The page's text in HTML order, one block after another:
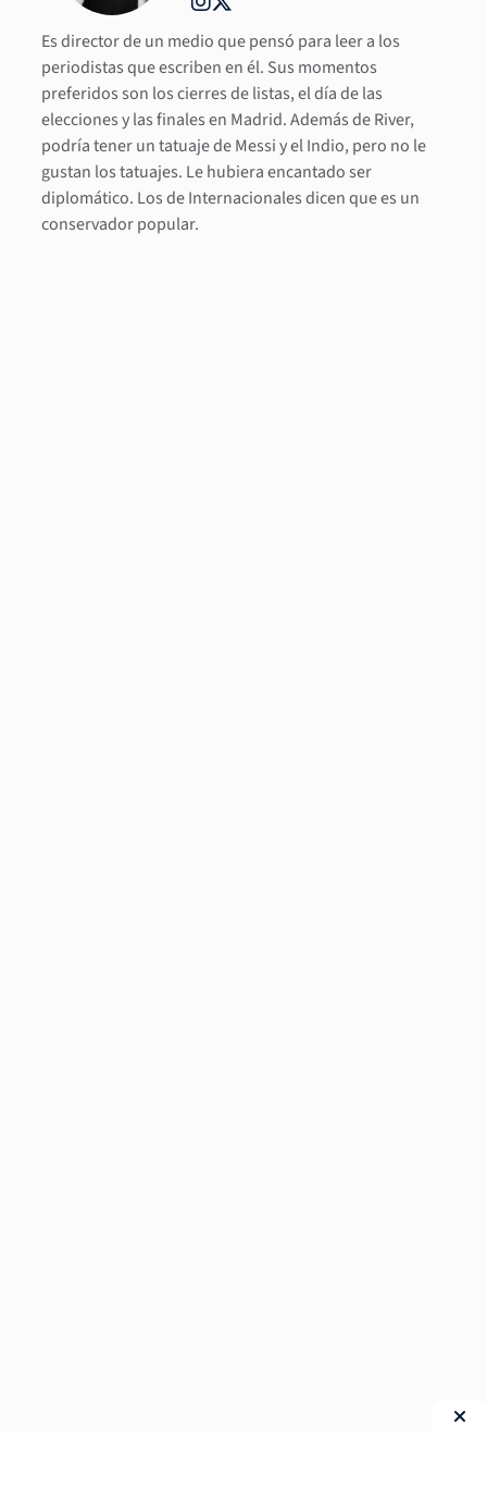
Es director de un medio que pensó para leer a los
periodistas que escriben en él. Sus momentos
preferidos son los cierres de listas, el día de las
elecciones y las finales en Madrid. Además de River,
podría tener un tatuaje de Messi y el Indio, pero no le
gustan los tatuajes. Le hubiera encantado ser
diplomático. Los de Internacionales dicen que es un
conservador popular.